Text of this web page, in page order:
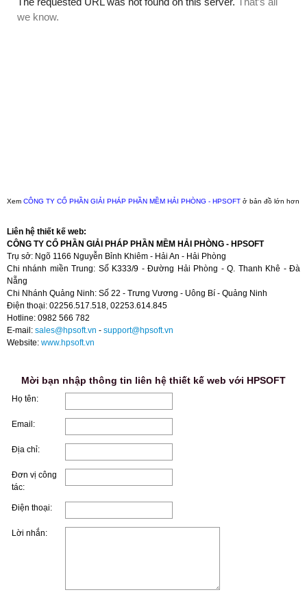
Xem CÔNG TY CỔ PHẦN GIẢI PHÁP PHẦN MỀM HẢI PHÒNG - HPSOFT ở bản đồ lớn hơn
Liên hệ thiết kế web:
CÔNG TY CỔ PHẦN GIẢI PHÁP PHẦN MỀM HẢI PHÒNG - HPSOFT
Trụ sở: Ngõ 1166 Nguyễn Bỉnh Khiêm - Hải An - Hải Phòng
Chi nhánh miền Trung: Số K333/9 - Đường Hải Phòng - Q. Thanh Khê - Đà
Nẵng
Chi Nhánh Quảng Ninh: Số 22 - Trưng Vương - Uông Bí - Quảng Ninh
Điện thoại: 02256.517.518, 02253.614.845
Hotline: 0982 566 782
E-mail: sales@hpsoft.vn - support@hpsoft.vn
Website: www.hpsoft.vn
Mời bạn nhập thông tin liên hệ thiết kế web với HPSOFT
Họ tên:
Email:
Địa chỉ:
Đơn vị công
tác:
Điện thoại:
Lời nhắn: